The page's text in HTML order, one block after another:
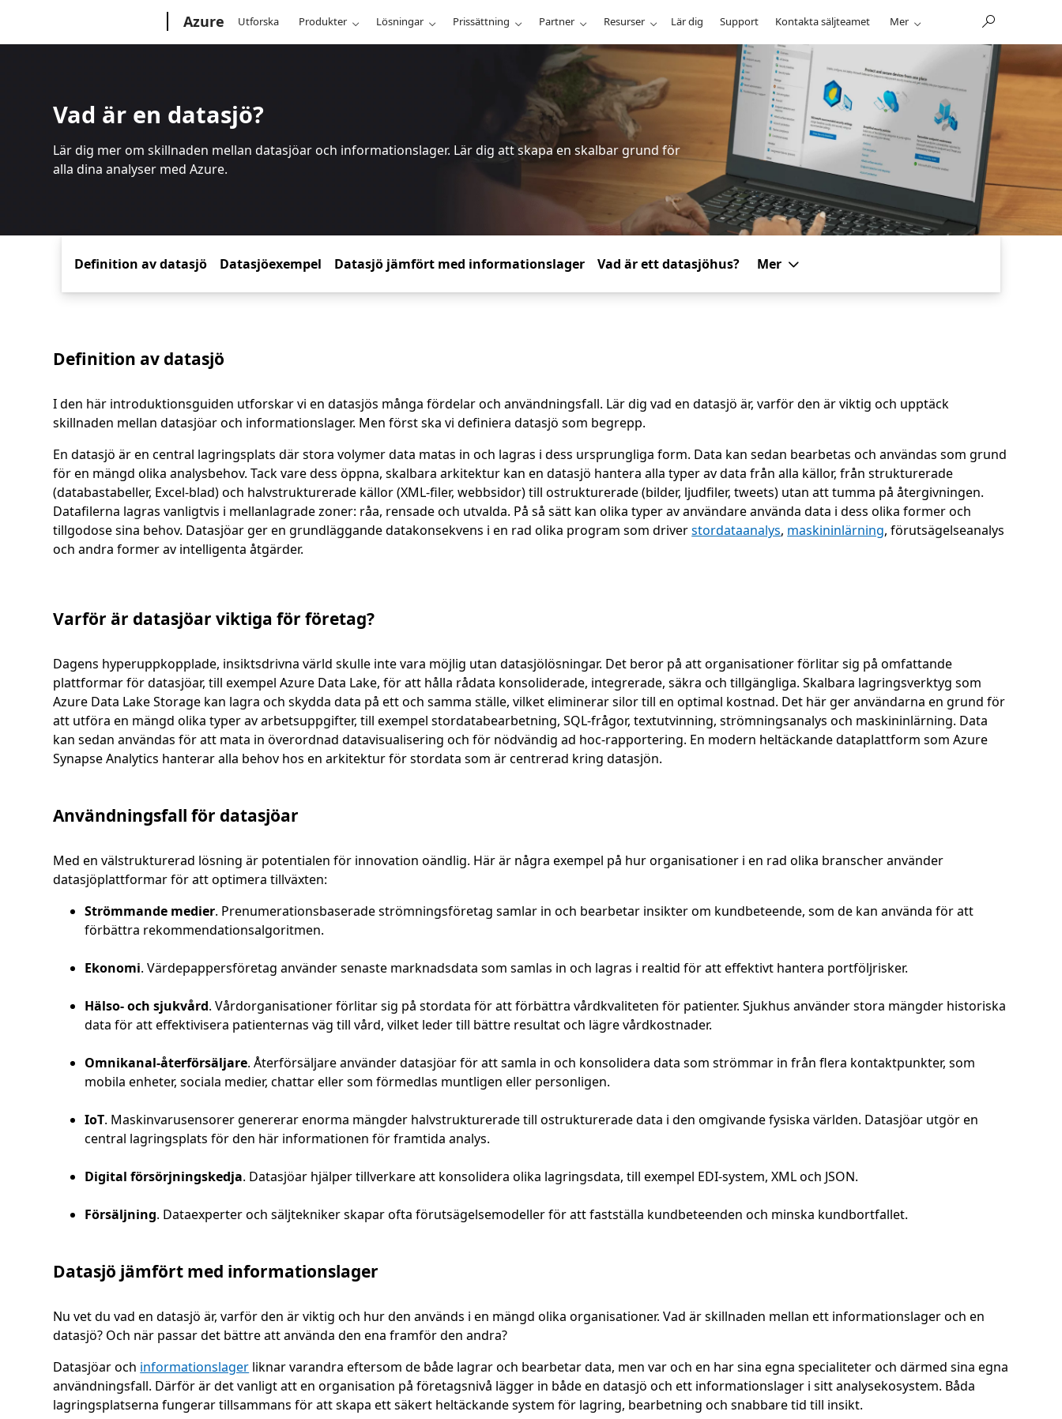
Azure Utforska Produkter Lösningar Prissättning Partner Resurser Lär dig Support Kontakta säljteamet Mer
Vad är en datasjö?
Lär dig mer om skillnaden mellan datasjöar och informationslager. Lär dig att skapa en skalbar grund för
alla dina analyser med Azure.
Definition av datasjö Datasjöexempel Datasjö jämfört med informationslager Vad är ett datasjöhus? Mer
Definition av datasjö
I den här introduktionsguiden utforskar vi en datasjös många fördelar och användningsfall. Lär dig vad en datasjö är, varför den är viktig och upptäck
skillnaden mellan datasjöar och informationslager. Men först ska vi definiera datasjö som begrepp.
En datasjö är en central lagringsplats där stora volymer data matas in och lagras i dess ursprungliga form. Data kan sedan bearbetas och användas som grund
för en mängd olika analysbehov. Tack vare dess öppna, skalbara arkitektur kan en datasjö hantera alla typer av data från alla källor, från strukturerade
(databastabeller, Excel-blad) och halvstrukturerade källor (XML-filer, webbsidor) till ostrukturerade (bilder, ljudfiler, tweets) utan att tumma på återgivningen.
Datafilerna lagras vanligtvis i mellanlagrade zoner: råa, rensade och utvalda. På så sätt kan olika typer av användare använda data i dess olika former och
tillgodose sina behov. Datasjöar ger en grundläggande datakonsekvens i en rad olika program som driverstordataanalys, maskininlärning, förutsägelseanalys
och andra former av intelligenta åtgärder.
Varför är datasjöar viktiga för företag?
Dagens hyperuppkopplade, insiktsdrivna värld skulle inte vara möjlig utan datasjölösningar. Det beror på att organisationer förlitar sig på omfattande
plattformar för datasjöar, till exempel Azure Data Lake, för att hålla rådata konsoliderade, integrerade, säkra och tillgängliga. Skalbara lagringsverktyg som
Azure Data Lake Storage kan lagra och skydda data på ett och samma ställe, vilket eliminerar silor till en optimal kostnad. Det här ger användarna en grund för
att utföra en mängd olika typer av arbetsuppgifter, till exempel stordatabearbetning, SQL-frågor, textutvinning, strömningsanalys och maskininlärning. Data
kan sedan användas för att mata in överordnad datavisualisering och för nödvändig ad hoc-rapportering. En modern heltäckande dataplattform som Azure
Synapse Analytics hanterar alla behov hos en arkitektur för stordata som är centrerad kring datasjön.
Användningsfall för datasjöar
Med en välstrukturerad lösning är potentialen för innovation oändlig. Här är några exempel på hur organisationer i en rad olika branscher använder
datasjöplattformar för att optimera tillväxten:
Strömmande medier. Prenumerationsbaserade strömningsföretag samlar in och bearbetar insikter om kundbeteende, som de kan använda för att
förbättra rekommendationsalgoritmen.
Ekonomi. Värdepappersföretag använder senaste marknadsdata som samlas in och lagras i realtid för att effektivt hantera portföljrisker.
Hälso- och sjukvård. Vårdorganisationer förlitar sig på stordata för att förbättra vårdkvaliteten för patienter. Sjukhus använder stora mängder historiska
data för att effektivisera patienternas väg till vård, vilket leder till bättre resultat och lägre vårdkostnader.
Omnikanal-återförsäljare. Återförsäljare använder datasjöar för att samla in och konsolidera data som strömmar in från flera kontaktpunkter, som
mobila enheter, sociala medier, chattar eller som förmedlas muntligen eller personligen.
IoT. Maskinvarusensorer genererar enorma mängder halvstrukturerade till ostrukturerade data i den omgivande fysiska världen. Datasjöar utgör en
central lagringsplats för den här informationen för framtida analys.
Digital försörjningskedja. Datasjöar hjälper tillverkare att konsolidera olika lagringsdata, till exempel EDI-system, XML och JSON.
Försäljning. Dataexperter och säljtekniker skapar ofta förutsägelsemodeller för att fastställa kundbeteenden och minska kundbortfallet.
Datasjö jämfört med informationslager
Nu vet du vad en datasjö är, varför den är viktig och hur den används i en mängd olika organisationer. Vad är skillnaden mellan ett informationslager och en
datasjö? Och när passar det bättre att använda den ena framför den andra?
Datasjöar och informationslager liknar varandra eftersom de både lagrar och bearbetar data, men var och en har sina egna specialiteter och därmed sina egna
användningsfall. Därför är det vanligt att en organisation på företagsnivå lägger in både en datasjö och ett informationslager i sitt analysekosystem. Båda
lagringsplatserna fungerar tillsammans för att skapa ett säkert heltäckande system för lagring, bearbetning och snabbare tid till insikt.